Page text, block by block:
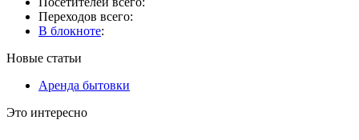
Переходов всего:
В блокноте:
Новые статьи
Аренда бытовки
Это интересно